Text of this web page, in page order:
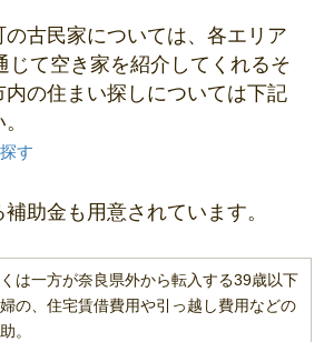
古民家については、各エリア
じて空き家を紹介してくれるそ
内の住まい探しについては下記
す
助金も用意されています。
は一方が奈良県外から転入する39歳以下
の、住宅賃借費用や引っ越し費用などの
。